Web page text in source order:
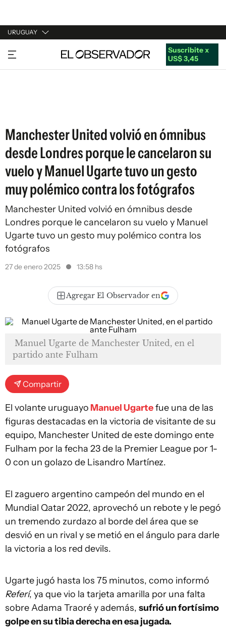
URUGUAY
URUGUAY
ARGENTINA
Suscribite x
US$ 3,45
Manchester United volvió en ómnibus
desde Londres porque le cancelaron su
vuelo y Manuel Ugarte tuvo un gesto
muy polémico contra los fotógrafos
Manchester United volvió en ómnibus desde
Londres porque le cancelaron su vuelo y Manuel
Ugarte tuvo un gesto muy polémico contra los
fotógrafos
27 de enero 2025 13:58 hs
Agregar El Observador en
Manuel Ugarte de Manchester United, en el
partido ante Fulham
Compartir
El volante uruguayo Manuel Ugartefue una de las
figuras destacadas en la victoria de visitante de su
equipo, Manchester United de este domingo ente
Fulham por la fecha 23 de la Premier League por 1-
0 con un golazo de Lisandro Martínez.
El zaguero argentino campeón del mundo en el
Mundial Qatar 2022, aprovechó un rebote y le pegó
un tremendo zurdazo al borde del área que se
desvió en un rival y se metió en el ángulo para darle
la victoria a los red devils.
Ugarte jugó hasta los 75 minutos, como informó
Referí, ya que vio la tarjeta amarilla por una falta
sobre Adama Traoré y además, sufrió un fortísimo
golpe en su tibia derecha en esa jugada.